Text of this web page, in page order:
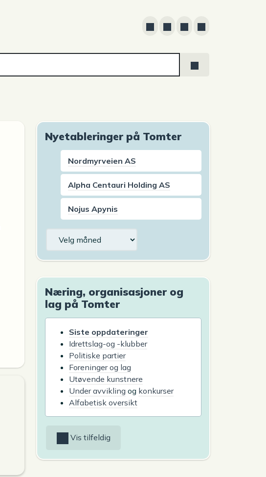
Nyetableringer på Tomter
Nordmyrveien AS
Alpha Centauri Holding AS
Nojus Apynis
Næring, organisasjoner og
lag på Tomter
Siste oppdateringer
Idrettslag-og -klubber
Politiske partier
Foreninger og lag
Utøvende kunstnere
Under avvikling og konkurser
Alfabetisk oversikt
Vis tilfeldig